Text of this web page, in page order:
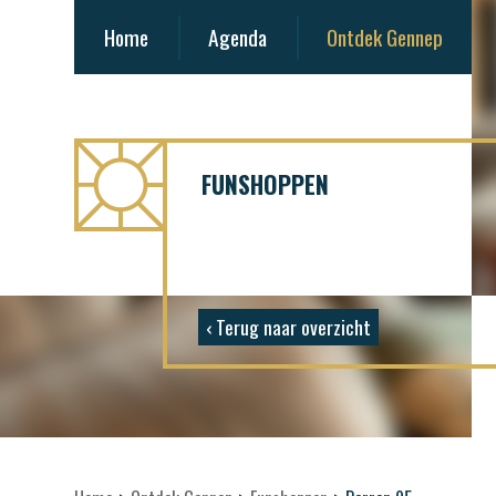
Home Agenda Ontdek Gennep
FUNSHOPPEN
‹ Terug naar overzicht